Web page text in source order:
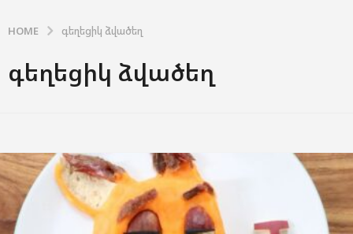
HOME գեղեցիկ ձվածեղ
գեղեցիկ ձվածեղ